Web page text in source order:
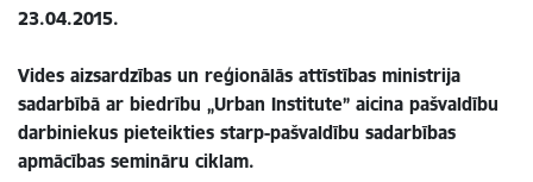
23.04.2015.
Vides aizsardzības un reģionālās attīstības ministrija
sadarbībā ar biedrību „Urban Institute” aicina pašvaldību
darbiniekus pieteikties starp-pašvaldību sadarbības
apmācības semināru ciklam.